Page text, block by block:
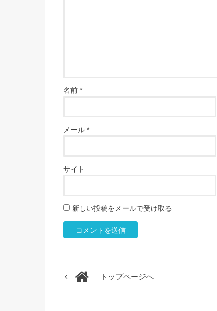
名前 *
メール *
サイト
新しい投稿をメールで受け取る
トップページへ